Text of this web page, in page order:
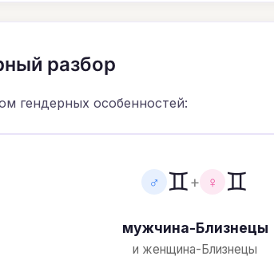
разбор
гендерных особенностей:
♂ ♊+ ♀ ♊
мужчина-Близнецы
и женщина-Близнецы